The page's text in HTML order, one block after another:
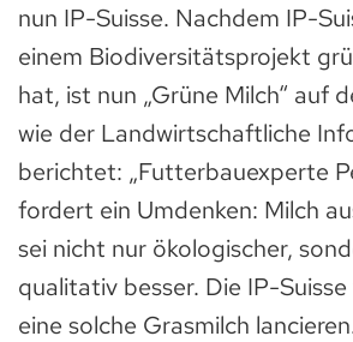
nun IP-Suisse. Nachdem IP-
einem Biodiversitätsprojekt
hat, ist nun „Grüne Milch“ auf
wie der Landwirtschaftliche
berichtet: „Futterbauexperte
fordert ein Umdenken: Milch
sei nicht nur ökologischer,
qualitativ besser. Die IP-Suisse
eine solche Grasmilch